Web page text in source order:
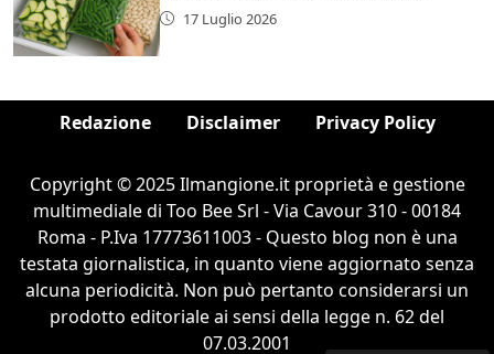
17 Luglio 2026
Redazione Disclaimer Privacy Policy
Copyright © 2025 Ilmangione.it proprietà e gestione
multimediale di Too Bee Srl - Via Cavour 310 - 00184
Roma - P.Iva 17773611003 - Questo blog non è una
testata giornalistica, in quanto viene aggiornato senza
alcuna periodicità. Non può pertanto considerarsi un
prodotto editoriale ai sensi della legge n. 62 del
07.03.2001